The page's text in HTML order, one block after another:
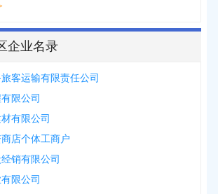
企业名录
客运输有限责任公司
限公司
有限公司
店个体工商户
销有限公司
限公司